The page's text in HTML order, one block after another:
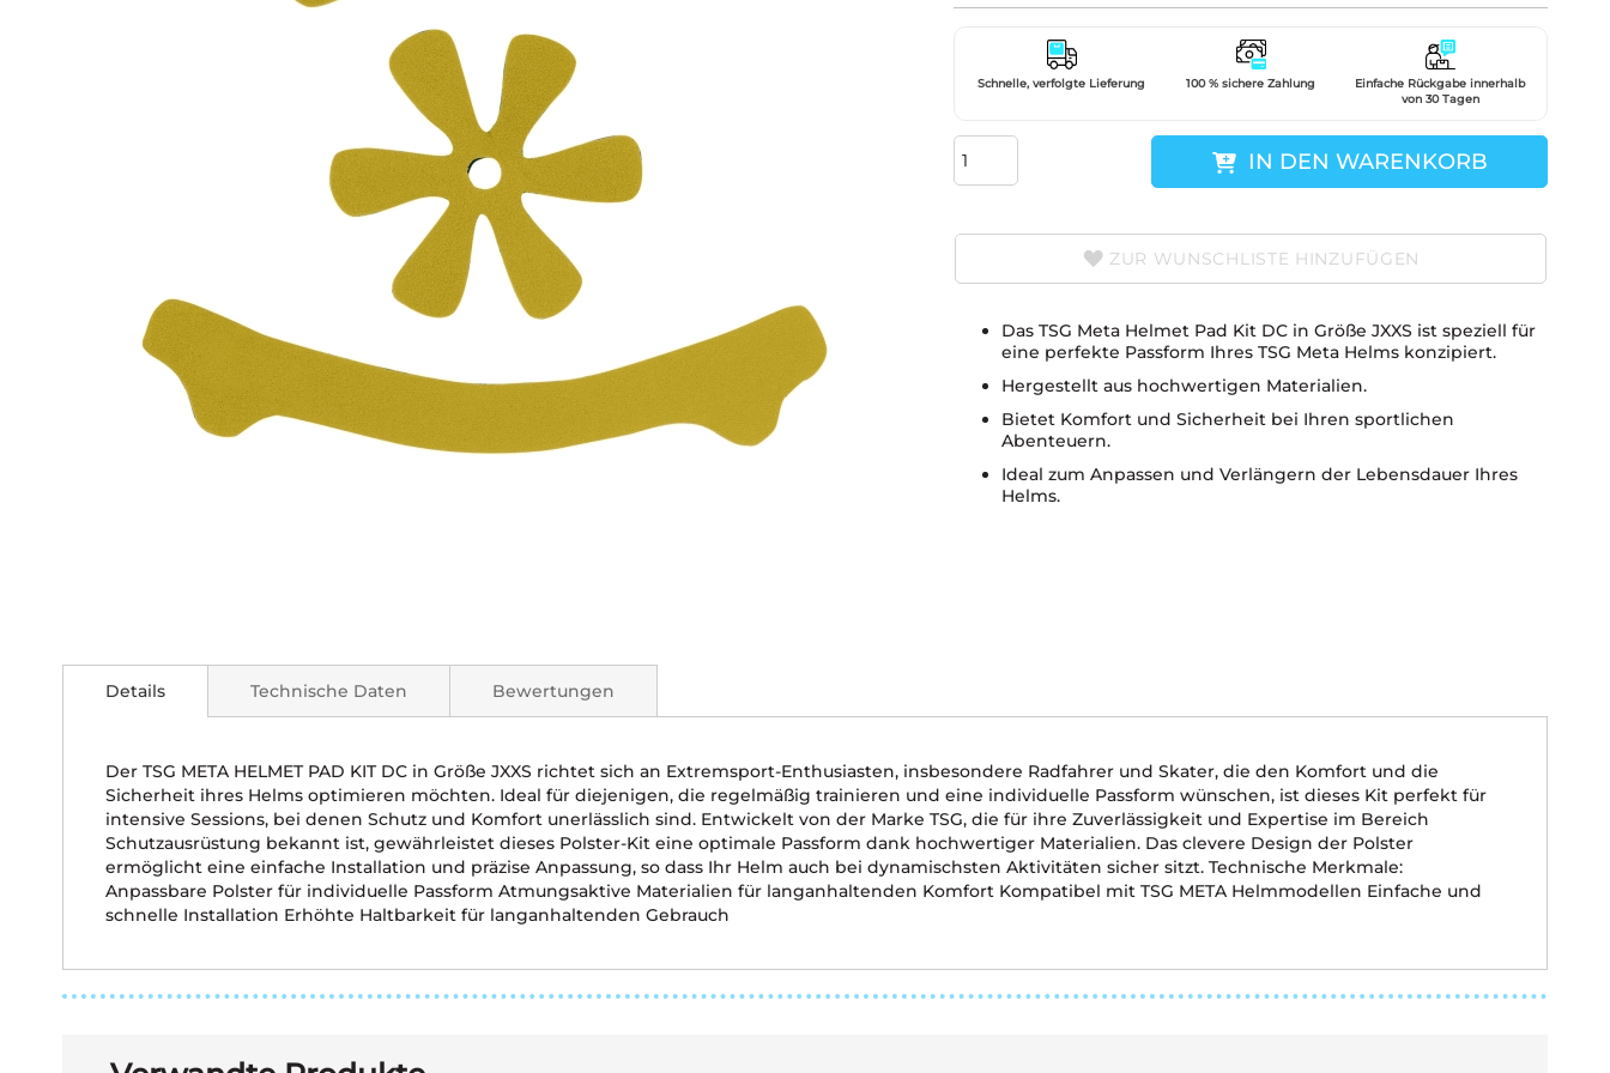
der
Bildgalerie
Schnelle, verfolgte Lieferung 100 % sichere Zahlung
Einfache Rückgabe innerhalb
von 30 Tagen
IN DEN WARENKORB
ZUR WUNSCHLISTE HINZUFÜGEN
Das TSG Meta Helmet Pad Kit DC in Größe JXXS ist speziell für
eine perfekte Passform Ihres TSG Meta Helms konzipiert.
Hergestellt aus hochwertigen Materialien.
Bietet Komfort und Sicherheit bei Ihren sportlichen
Abenteuern.
Ideal zum Anpassen und Verlängern der Lebensdauer Ihres
Helms.
Details
Der TSG META HELMET PAD KIT DC in Größe JXXS richtet sich an Extremsport-Enthusiasten, insbesondere Radfahrer und Skater, die den Komfort und die
Sicherheit ihres Helms optimieren möchten. Ideal für diejenigen, die regelmäßig trainieren und eine individuelle Passform wünschen, ist dieses Kit perfekt für
intensive Sessions, bei denen Schutz und Komfort unerlässlich sind. Entwickelt von der Marke TSG, die für ihre Zuverlässigkeit und Expertise im Bereich
Schutzausrüstung bekannt ist, gewährleistet dieses Polster-Kit eine optimale Passform dank hochwertiger Materialien. Das clevere Design der Polster
ermöglicht eine einfache Installation und präzise Anpassung, so dass Ihr Helm auch bei dynamischsten Aktivitäten sicher sitzt. Technische Merkmale:
Anpassbare Polster für individuelle Passform Atmungsaktive Materialien für langanhaltenden Komfort Kompatibel mit TSG META Helmmodellen Einfache und
schnelle Installation Erhöhte Haltbarkeit für langanhaltenden Gebrauch
Technische Daten Bewertungen